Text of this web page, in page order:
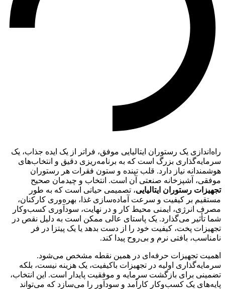
راه‌اندازی یک رستوران ایتالیایی موفق، فراتر از یک ایده جذاب، یک
سرمایه‌گذاری بزرگ است که به برنامه‌ریزی دقیق و انتخاب‌های
هوشمندانه نیاز دارد. قلب تپنده و ستون فقرات هر رستوران
موفقی، آشپزخانه صنعتی آن است. انتخاب و چیدمان صحیح
تجهیزات رستوران ایتالیایی، تصمیمی حیاتی است که به طور
مستقیم بر کیفیت و سرعت آماده‌سازی غذا، بهره‌وری کارکنان،
مصرف انرژی، ایمنی محیط کار و در نهایت، سودآوری کسب‌وکار
شما تأثیر می‌گذارد. یک پاستای عالی ممکن است به دلیل نقص در
تجهیزات پخت، کیفیت خود را از دست بدهد یا یک پیتزا در فر
نامناسب، بافتی نرم و بی‌روح پیدا کند.
اهمیت تجهیزات حرفه‌ای در همین نقطه مشخص می‌شود.
سرمایه‌گذاری اولیه در تجهیزات باکیفیت، یک هزینه نیست، بلکه
تضمینی برای بازگشت سرمایه و موفقیت پایدار است. این انتخاب،
پایه‌های یک کسب‌وکار کارآمد و سودآور را می‌سازد که می‌تواند